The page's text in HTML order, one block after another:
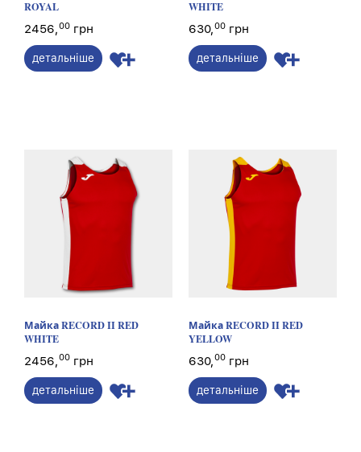
ROYAL
2456,00 грн
детальніше
WHITE
630,00 грн
детальніше
Майка RECORD II RED
WHITE
2456,00 грн
детальніше
Майка RECORD II RED
YELLOW
630,00 грн
детальніше